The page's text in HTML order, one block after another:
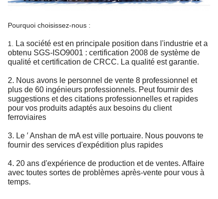
Pourquoi choisissez-nous :
1. La société est en principale position dans l'industrie et a
obtenu SGS-ISO9001 : certification 2008 de système de
qualité et certification de CRCC. La qualité est garantie.
2. Nous avons le personnel de vente 8 professionnel et
plus de 60 ingénieurs professionnels. Peut fournir des
suggestions et des citations professionnelles et rapides
pour vos produits adaptés aux besoins du client
ferroviaires
3. Le ′ Anshan de mA est ville portuaire. Nous pouvons te
fournir des services d'expédition plus rapides
4. 20 ans d'expérience de production et de ventes. Affaire
avec toutes sortes de problèmes après-vente pour vous à
temps.